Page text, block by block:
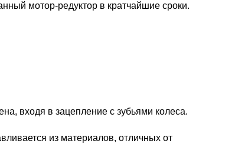
мотор-редуктор в кратчайшие сроки.
входя в зацепление с зубьями колеса.
из материалов, отличных от